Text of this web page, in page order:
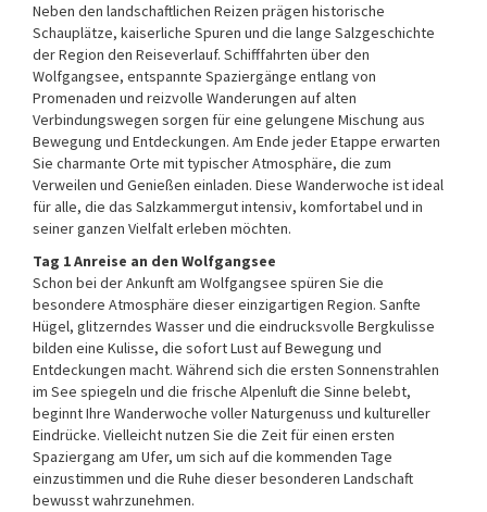
Neben den landschaftlichen Reizen prägen historische
Schauplätze, kaiserliche Spuren und die lange Salzgeschichte
der Region den Reiseverlauf. Schifffahrten über den
Wolfgangsee, entspannte Spaziergänge entlang von
Promenaden und reizvolle Wanderungen auf alten
Verbindungswegen sorgen für eine gelungene Mischung aus
Bewegung und Entdeckungen. Am Ende jeder Etappe erwarten
Sie charmante Orte mit typischer Atmosphäre, die zum
Verweilen und Genießen einladen. Diese Wanderwoche ist ideal
für alle, die das Salzkammergut intensiv, komfortabel und in
seiner ganzen Vielfalt erleben möchten.
Tag 1 Anreise an den Wolfgangsee
Schon bei der Ankunft am Wolfgangsee spüren Sie die
besondere Atmosphäre dieser einzigartigen Region. Sanfte
Hügel, glitzerndes Wasser und die eindrucksvolle Bergkulisse
bilden eine Kulisse, die sofort Lust auf Bewegung und
Entdeckungen macht. Während sich die ersten Sonnenstrahlen
im See spiegeln und die frische Alpenluft die Sinne belebt,
beginnt Ihre Wanderwoche voller Naturgenuss und kultureller
Eindrücke. Vielleicht nutzen Sie die Zeit für einen ersten
Spaziergang am Ufer, um sich auf die kommenden Tage
einzustimmen und die Ruhe dieser besonderen Landschaft
bewusst wahrzunehmen.